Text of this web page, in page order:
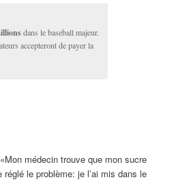
dans le baseball majeur.
accepteront de payer la
«Mon médecin trouve que mon sucre
réglé le problème: je l’ai mis dans le